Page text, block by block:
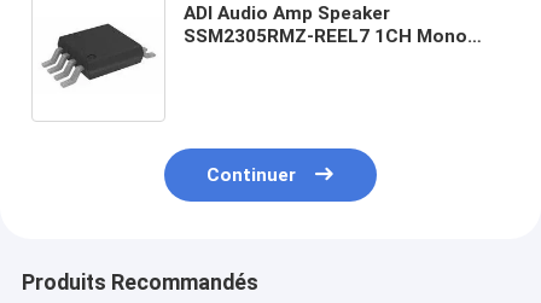
ADI Audio Amp Speaker
SSM2305RMZ-REEL7 1CH Mono
Continuer
Produits Recommandés